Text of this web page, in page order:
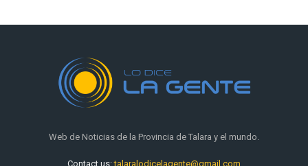
Web de Noticias de la Provincia de Talara y el mundo.
Contact us:talaralodicelagente@gmail.com